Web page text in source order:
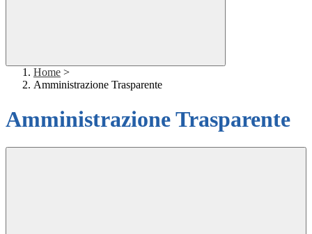
Home >
Amministrazione Trasparente
Amministrazione Trasparente